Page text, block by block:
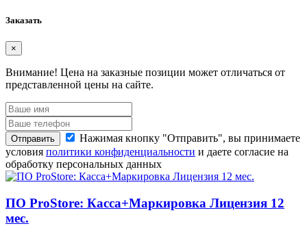
Заказать
×
Внимание! Цена на заказные позиции может отличаться от
представленной цены на сайте.
Отправить
Нажимая кнопку "Отправить", вы принимаете
условия политики конфиденциальности и даете согласие на
обработку персональных данных
ПО ProStore: Касса+Маркировка Лицензия 12
мес.